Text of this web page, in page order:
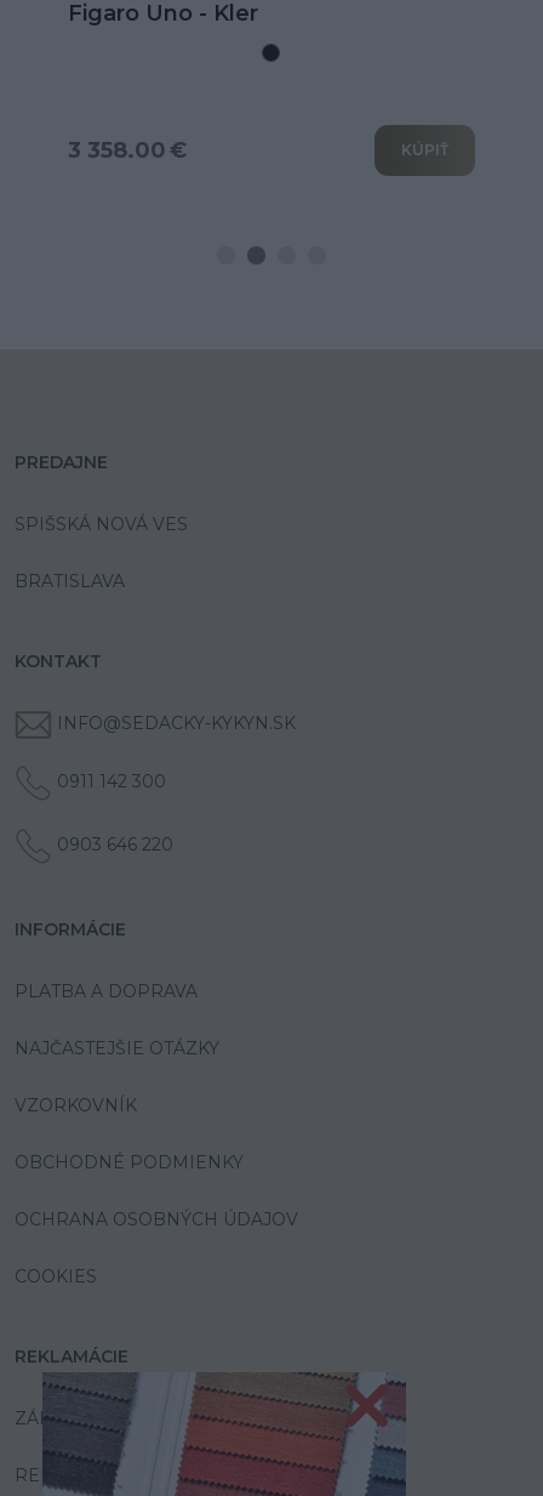
Kožená rohová sedačka Goya s
rozkladom na spanie
3 802.00 € KÚPIŤ
PREDAJNE
SPIŠSKÁ NOVÁ VES
BRATISLAVA
KONTAKT
INFO@SEDACKY-KYKYN.SK
0911 142 300
0903 646 220
INFORMÁCIE
PLATBA A DOPRAVA
NAJČASTEJŠIE OTÁZKY
VZORKOVNÍK
OBCHODNÉ PODMIENKY
OCHRANA OSOBNÝCH ÚDAJOV
COOKIES
REKLAMÁCIE
ZÁRUKA A SERVIS
REKLAMAČNÝ PORIADOK